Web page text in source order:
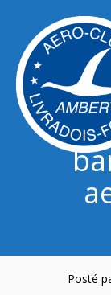
contenu
Posté